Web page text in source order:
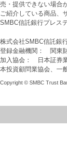
売・提供できない場合
ご紹介している商品、
SMBC信託銀行プレス
株式会社SMBC信託銀
登録金融機関： 関東
加入協会： 日本証券
本投資顧問業協会、一
Copyright © SMBC Trust